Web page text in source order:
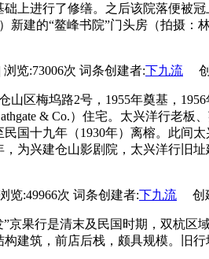
础上进行了修缮。之后该院落便被
新建的“鳌峰书院”门头房（拍摄：
浏览:73006次 词条创建者:下九流 创
山区梅坞路2号，1955年奠基，
& Co.）住宅。太兴洋行老板
民国十九年（1930年）离榕。此间
，为兴建仓山影剧院，太兴洋行旧
览:49966次 词条创建者:下九流 创
”京果行是清末及民国时期，双杭
构建筑，前店后栈，颇具规模。旧行